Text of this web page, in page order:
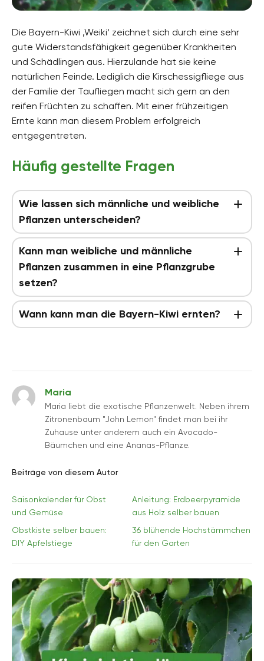
Die Bayern-Kiwi ‚Weiki‘ zeichnet sich durch eine sehr
gute Widerstandsfähigkeit gegenüber Krankheiten
und Schädlingen aus. Hierzulande hat sie keine
natürlichen Feinde. Lediglich die Kirschessigfliege aus
der Familie der Taufliegen macht sich gern an den
reifen Früchten zu schaffen. Mit einer frühzeitigen
Ernte kann man diesem Problem erfolgreich
entgegentreten.
Häufig gestellte Fragen
Wie lassen sich männliche und weibliche
Pflanzen unterscheiden?
Kann man weibliche und männliche
Pflanzen zusammen in eine Pflanzgrube
setzen?
Wann kann man die Bayern-Kiwi ernten?
Maria
Maria liebt die exotische Pflanzenwelt. Neben ihrem
Zitronenbaum "John Lemon" findet man bei ihr
Zuhause unter anderem auch ein Avocado-
Bäumchen und eine Ananas-Pflanze.
Beiträge von diesem Autor
Saisonkalender für Obst
und Gemüse
Anleitung: Erdbeerpyramide
aus Holz selber bauen
Obstkiste selber bauen:
DIY Apfelstiege
36 blühende Hochstämmchen
für den Garten